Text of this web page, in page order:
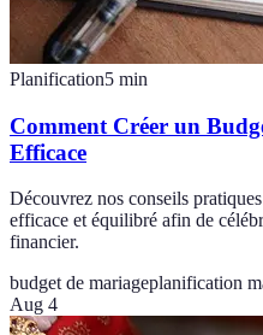
Planification5 min
Comment Créer un
Efficace
Découvrez nos conseils
efficace et équilibré afin de
financier.
budget de mariageplanification
Aug 4